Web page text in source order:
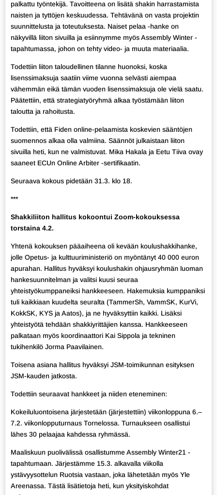
palkattu työntekijä. Tavoitteena on lisätä shakin harrastamista
naisten ja tyttöjen keskuudessa. Tehtävänä on vasta projektin
suunnittelusta ja toteutuksesta. Naiset pelaa -hanke on
näkyvillä liiton sivuilla ja esiinnymme myös Assembly Winter -
tapahtumassa, johon on tehty video- ja muuta materiaalia.
Todettiin liiton taloudellinen tilanne huonoksi, koska
lisenssimaksuja saatiin viime vuonna selvästi aiempaa
vähemmän eikä tämän vuoden lisenssimaksuja ole vielä saatu.
Päätettiin, että strategiatyöryhmä alkaa työstämään liiton
taloutta ja rahoitusta.
Todettiin, että Fiden online-pelaamista koskevien sääntöjen
suomennos alkaa olla valmiina. Säännöt julkaistaan liiton
sivuilla heti, kun ne valmistuvat. Mika Hakala ja Eetu Tiiva ovay
saaneet ECUn Online Arbiter -sertifikaatin.
Seuraava kokous pidetään 31.3. klo 18.
***
Shakkiliiton hallitus kokoontui Zoom-kokouksessa
torstaina 4.2.
Yhtenä kokouksen pääaiheena oli kevään koulushakkihanke,
jolle Opetus- ja kulttuuriministeriö on myöntänyt 40 000 euron
apurahan. Hallitus hyväksyi koulushakin ohjausryhmän luoman
hankesuunnitelman ja valitsi kuusi seuraa
yhteistyökumppaneiksi hankkeeseen. Hakemuksia kumppaniksi
tuli kaikkiaan kuudelta seuralta (TammerSh, VammSK, KurVi,
KokkSK, KYS ja Aatos), ja ne hyväksyttiin kaikki. Lisäksi
yhteistyötä tehdään shakkiyrittäjien kanssa. Hankkeeseen
palkataan myös koordinaattori Kai Sippola ja tekninen
tukihenkilö Jorma Paavilainen.
Toisena asiana hallitus hyväksyi JSM-toimikunnan esityksen
JSM-kauden jatkosta.
Todettiin seuraavat hankkeet ja niiden eteneminen:
Kokeiluluontoisena järjestetään (järjestettiin) viikonloppuna 6.–
7.2. viikonlopputurnaus Tornelossa. Turnaukseen osallistui
lähes 30 pelaajaa kahdessa ryhmässä.
Maaliskuun puolivälissä osallistumme Assembly Winter21 -
tapahtumaan. Järjestämme 15.3. alkavalla viikolla
ystävyysottelun Ruotsia vastaan, joka lähetetään myös Yle
Areenassa. Tästä lisätietoja heti, kun yksityiskohdat